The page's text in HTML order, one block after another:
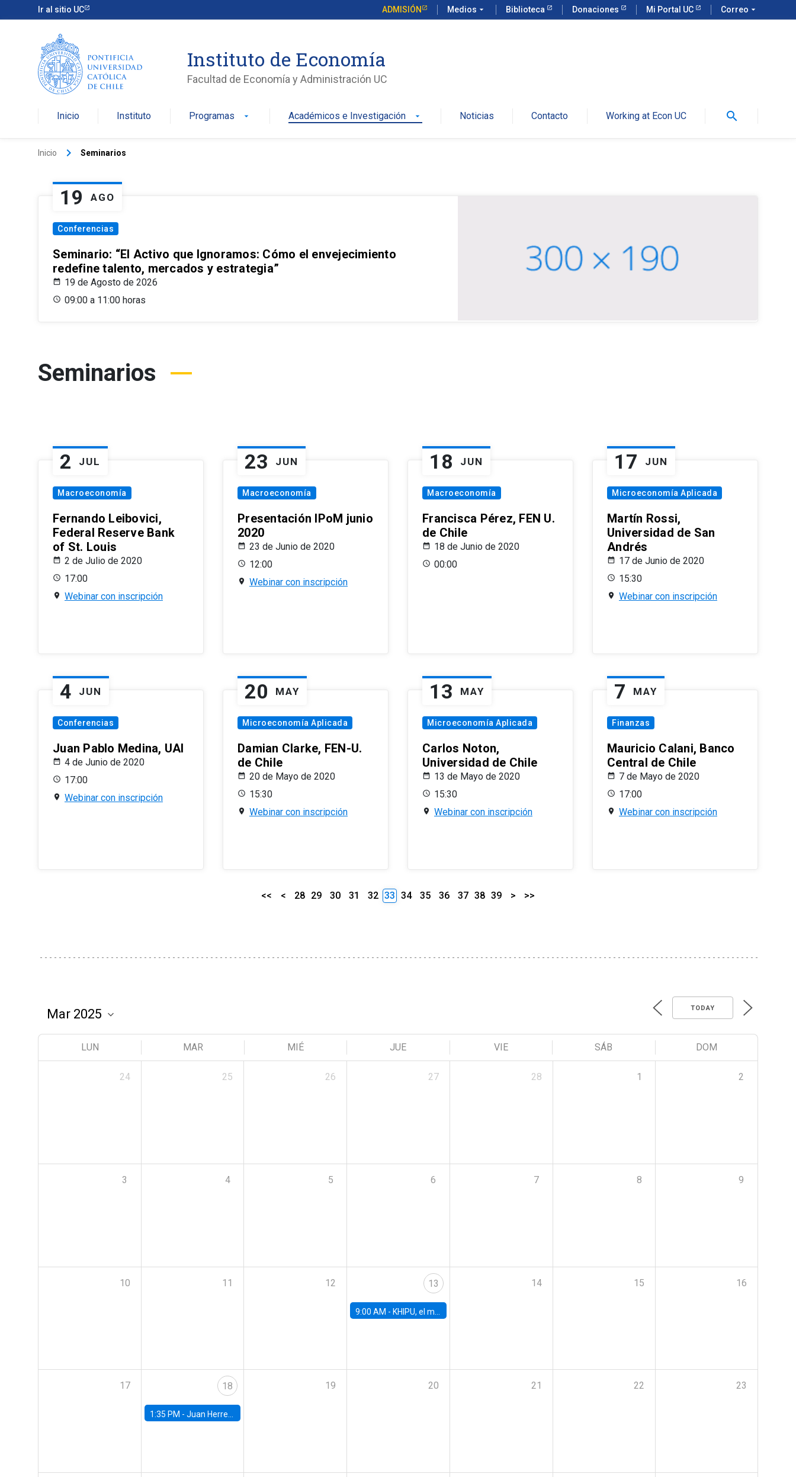
Ir al sitio UC ADMISIÓN Medios arrow_drop_down Biblioteca Donaciones Mi Portal UC Correo arrow_drop_down
Instituto de Economía
Facultad de Economía y Administración UC
Inicio Instituto Programas arrow_drop_down Académicos e Investigación arrow_drop_down Noticias Contacto Working at Econ UC search
Inicio keyboard_arrow_right Seminarios
19 AGO
Conferencias
Seminario: “El Activo que Ignoramos: Cómo el envejecimiento
redefine talento, mercados y estrategia”
19 de Agosto de 2026
09:00 a 11:00 horas
Seminarios
2 JUL
Macroeconomía
Fernando Leibovici,
Federal Reserve Bank
of St. Louis
2 de Julio de 2020
17:00
Webinar con inscripción
23 JUN
Macroeconomía
Presentación IPoM junio
2020
23 de Junio de 2020
12:00
Webinar con inscripción
18 JUN
Macroeconomía
Francisca Pérez, FEN U.
de Chile
18 de Junio de 2020
00:00
17 JUN
Microeconomía Aplicada
Martín Rossi,
Universidad de San
Andrés
17 de Junio de 2020
15:30
Webinar con inscripción
4 JUN
Conferencias
Juan Pablo Medina, UAI
4 de Junio de 2020
17:00
Webinar con inscripción
20 MAY
Microeconomía Aplicada
Damian Clarke, FEN-U.
de Chile
20 de Mayo de 2020
15:30
Webinar con inscripción
13 MAY
Microeconomía Aplicada
Carlos Noton,
Universidad de Chile
13 de Mayo de 2020
15:30
Webinar con inscripción
7 MAY
Finanzas
Mauricio Calani, Banco
Central de Chile
7 de Mayo de 2020
17:00
Webinar con inscripción
<< < 28 29 30 31 32 33 34 35 36 37 38 39 > >>
TODAY
LUN MAR MIÉ JUE VIE SÁB DOM
24 25 26 27 28 1 2
3 4 5 6 7 8 9
10 11 12 13
9:00 AM - KHIPU, el mayor encuentro de IA en Latinoamérica
14 15 16
17 18
1:35 PM - Juan Herreño, UC San Diego
19 20 21 22 23